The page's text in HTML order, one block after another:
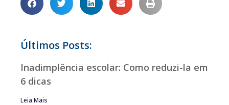
Últimos Posts:
Inadimplência escolar: Como reduzi-la em
6 dicas
Leia Mais